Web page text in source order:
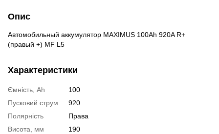
Опис
Автомобильный аккумулятор MAXIMUS 100Ah 920A R+
(правый +) MF L5
Характеристики
Ємність, Ah
100
Пусковий струм
920
Полярність
Права
Висота, мм
190